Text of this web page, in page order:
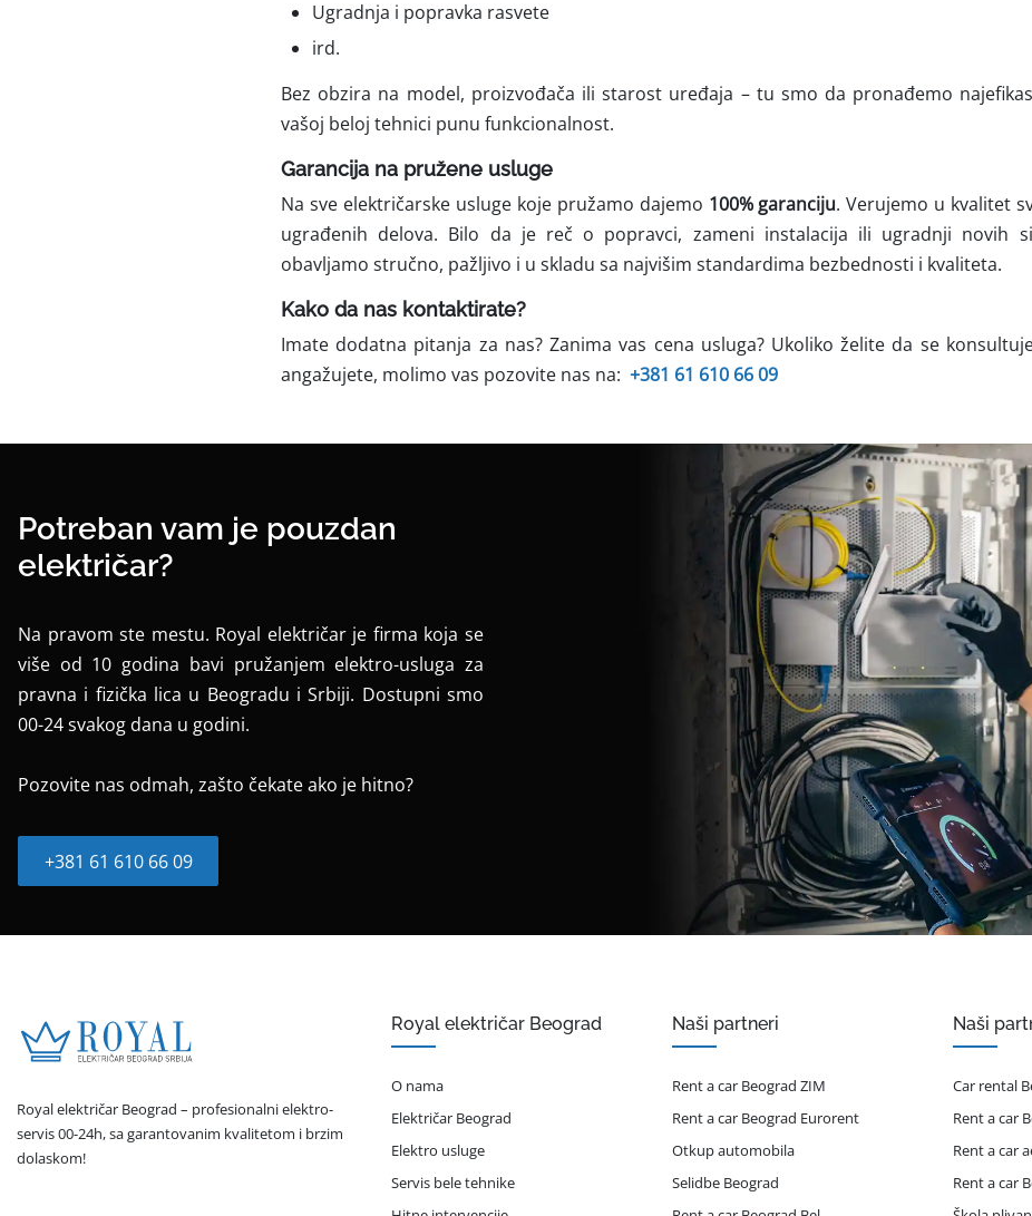
Ugradnja i popravka rasvete
ird.
Bez obzira na model, proizvođača ili starost uređaja – tu smo da pronađemo
vašoj beloj tehnici punu funkcionalnost.
Garancija na pružene usluge
Na sve električarske usluge koje pružamo dajemo 100% garanciju. Verujemo u kvalitet
ugrađenih delova. Bilo da je reč o popravci, zameni instalacija ili ugradnji novih
obavljamo stručno, pažljivo i u skladu sa najvišim standardima bezbednosti i kvaliteta.
Kako da nas kontaktirate?
Imate dodatna pitanja za nas? Zanima vas cena usluga? Ukoliko želite da se
angažujete, molimo vas pozovite nas na: +381 61 610 66 09
Potreban vam je pouzdan
električar?
Na pravom ste mestu. Royal električar je firma koja se
više od 10 godina bavi pružanjem elektro-usluga za
pravna i fizička lica u Beogradu i Srbiji. Dostupni smo
00-24 svakog dana u godini.
Pozovite nas odmah, zašto čekate ako je hitno?
+381 61 610 66 09
Royal električar Beograd – profesionalni elektro-
servis 00-24h, sa garantovanim kvalitetom i brzim
dolaskom!
Royal električar Beograd
O nama
Električar Beograd
Elektro usluge
Servis bele tehnike
Naši partneri
Rent a car Beograd ZIM
Rent a car Beograd Eurorent
Otkup automobila
Selidbe Beograd
Naši
Car rental
Rent a car
Rent a car
Rent a car